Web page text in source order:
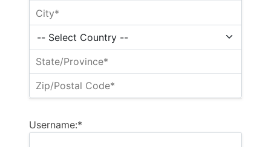
Username:*